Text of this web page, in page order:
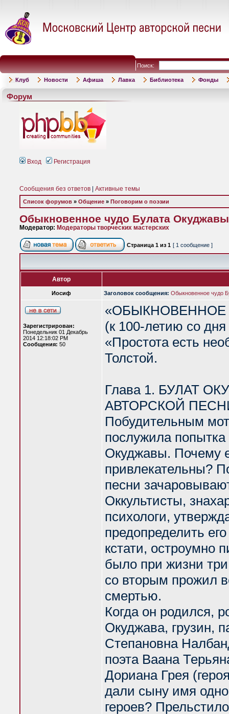
Поиск:
Клуб Новости Афиша Лавка Библиотека Фонды
Форум
Вход Регистрация
Сообщения без ответов Активные темы
Список форумов » Общение » Поговорим о поэзии
Обыкновенное чудо Булата Окуджавы
Модератор: Модераторы творческих мастерских
Страница 1 из 1 [ 1 сообщение ]
Автор
Иосиф Заголовок сообщения: Обыкновенное чудо
Зарегистрирован:
Понедельник 01 Декабрь
2014 12:18:02 PM
Сообщения: 50
«ОБЫКНОВЕННОЕ
(к 100-летию со
«Простота есть
Толстой.
Глава 1. БУЛАТ
АВТОРСКОЙ
Побудительным
послужила
Окуджавы. Почему
привлекательны?
песни
Оккультисты,
психологи,
предопределить
кстати, остроумно
было при жизни
со вторым прожил
смертью.
Когда он родился,
Окуджава, грузин,
Степановна
поэта Ваана
Дориана Грея
дали сыну имя
героев?